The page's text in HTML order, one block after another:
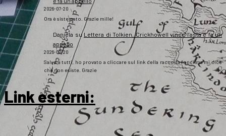
2026-07-20
Ora è sistemato. Grazie mille!
Daniela suLettera di Tolkien, Crickhowell vince l’asta e fa un
appello
2026-07-20
Salve a tutti, ho provato a cliccare sul link della raccolta fondi ma mi dice
che non esiste. Grazie
Link esterni: